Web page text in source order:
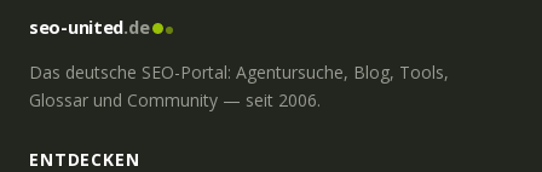
seo-united.de
Das deutsche SEO-Portal: Agentursuche, Blog, Tools,
Glossar und Community — seit 2006.
ENTDECKEN